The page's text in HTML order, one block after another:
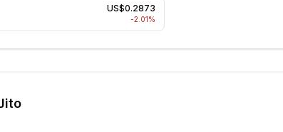
US$0.2873
-2.01%